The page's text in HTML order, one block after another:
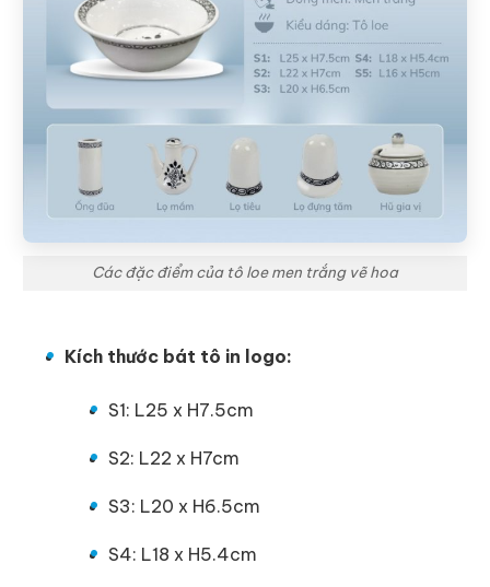
Các đặc điểm của tô loe men trắng vẽ hoa
Kích thước bát tô in logo:
S1: L25 x H7.5cm
S2: L22 x H7cm
S3: L20 x H6.5cm
S4: L18 x H5.4cm